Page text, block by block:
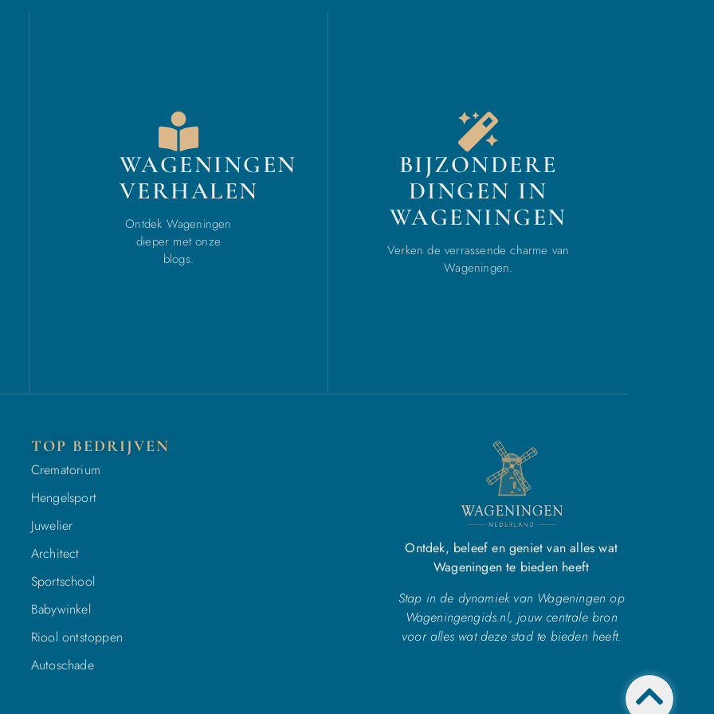
WAGENINGEN
VERHALEN
Ontdek Wageningen
dieper met onze
blogs.
BIJZONDERE
DINGEN IN
WAGENINGEN
Verken de verrassende charme van
Wageningen.
TOP BEDRIJVEN
Crematorium
Hengelsport
Juwelier
Architect
Sportschool
Babywinkel
Riool ontstoppen
Autoschade
Ontdek, beleef en geniet van alles wat
Wageningen te bieden heeft
Stap in de dynamiek van Wageningen op
Wageningengids.nl, jouw centrale bron
voor alles wat deze stad te bieden heeft.